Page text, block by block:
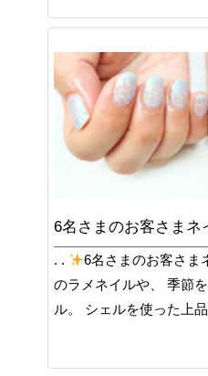
6名さまのお客さまネ
. . 6名さまのお客さま
のラメネイルや、 季節
ル。 シェルを使った上